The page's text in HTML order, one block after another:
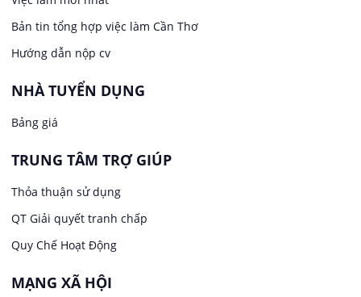
Lao Động Phổ Thông
Lễ tân
May mặc
Ngân hàng
Việc làm tại Hưng Phú
Việc làm tại Phước Thới
Việc làm tại Thới Long
Việc làm tại Trung Nhất
Việc làm tại Thuận Hưng
Việc làm tại Vị Thanh
Bản tin tổng hợp việc làm Cần Thơ
Hướng dẫn nộp cv
NHÀ TUYỂN DỤNG
Bảng giá
TRUNG TÂM TRỢ GIÚP
Thỏa thuận sử dụng
QT Giải quyết tranh chấp
Quy Chế Hoạt Động
MẠNG XÃ HỘI